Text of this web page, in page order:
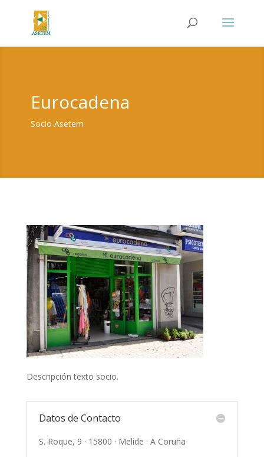
Eurocadena
Socio Asetem
Descripción texto socio.
Datos de Contacto
S. Roque, 9 · 15800 · Melide · A Coruña